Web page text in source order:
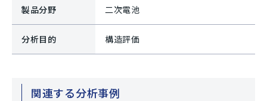
製品分野 二次電池
分析目的 構造評価
関連する分析事例